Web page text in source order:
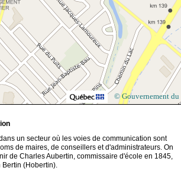
© Gouvernement du
un secteur où les voies de communication sont
de maires, de conseillers et d'administrateurs. On
de Charles Aubertin, commissaire d'école en 1845,
(Hobertin).